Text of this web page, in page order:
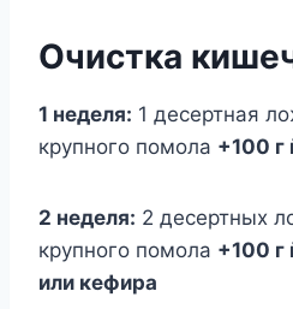
Очистка
1 неделя: 1 десертная
крупного помола +100 г
2 неделя: 2 десертных
крупного помола +100 г
или кефира